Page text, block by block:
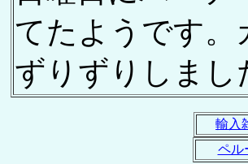
てたようです。
ずりずりしまし
輸入
ペル